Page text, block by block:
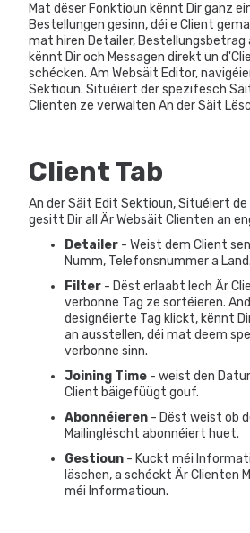
Mat dëser Fonktioun kënnt Dir ganz
Bestellungen gesinn, déi e Client
mat hiren Detailer, Bestellungsbetrag
kënnt Dir och Messagen direkt un
schécken. Am Websäit Editor,
Sektioun. Situéiert der spezifesch
Clienten ze verwalten An der Säit
Client Tab
An der Säit Edit Sektioun, Situéiert de
gesitt Dir all Är Websäit Clienten an
Detailer - Weist dem Client
Numm, Telefonsnummer a Land.
Filter - Dëst erlaabt Iech Är
verbonne Tag ze sortéieren.
designéierte Tag klickt, kënnt
an ausstellen, déi mat deem
verbonne sinn.
Joining Time - weist den
Client bäigefüügt gouf.
Abonnéieren - Dëst weist ob
Mailinglëscht abonnéiert huet.
Gestioun - Kuckt méi
läschen, a schéckt Är Clienten
méi Informatioun.